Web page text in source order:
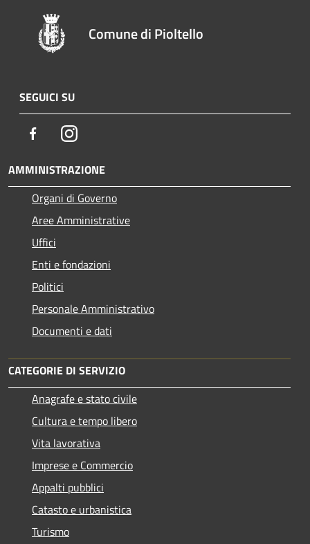
Comune di Pioltello
SEGUICI SU
FacebookInstagram
AMMINISTRAZIONE
Organi di Governo
Aree Amministrative
Uffici
Enti e fondazioni
Politici
Personale Amministrativo
Documenti e dati
CATEGORIE DI SERVIZIO
Anagrafe e stato civile
Cultura e tempo libero
Vita lavorativa
Imprese e Commercio
Appalti pubblici
Catasto e urbanistica
Turismo